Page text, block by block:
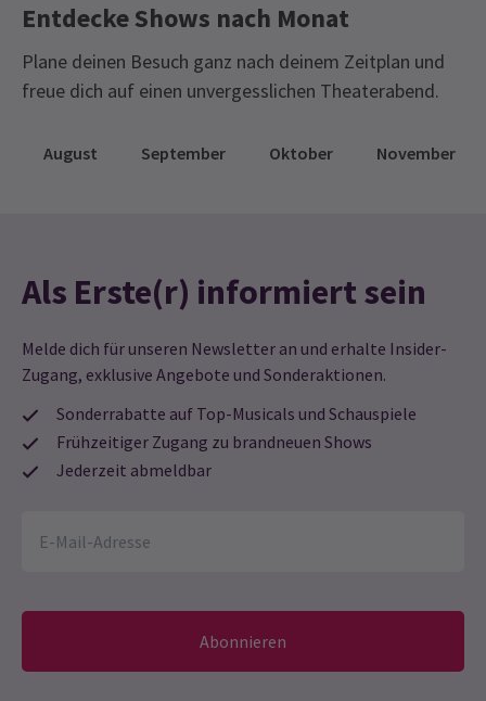
Entdecke Shows nach Monat
Plane deinen Besuch ganz nach deinem Zeitplan und
freue dich auf einen unvergesslichen Theaterabend.
August September Oktober November
Als Erste(r) informiert sein
Melde dich für unseren Newsletter an und erhalte Insider-
Zugang, exklusive Angebote und Sonderaktionen.
Sonderrabatte auf Top-Musicals und Schauspiele
Frühzeitiger Zugang zu brandneuen Shows
Jederzeit abmeldbar
Abonnieren